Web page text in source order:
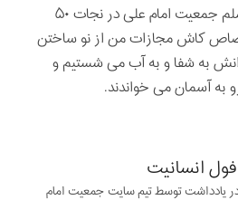
روایتی از طرح طفلان مسلم جمعیت امام علی در نجات ۵۰
کاش مجازات من از نو ساختن
به شفا و به آب می شستیم و
به آسمان می خواندند.
انسانیت
یادداشت‌‌‌‌‌‌‌توسطتیم سایت جمعیت امام